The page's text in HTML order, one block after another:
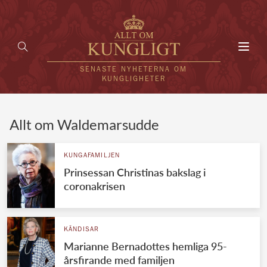
SENASTE NYHETERNA OM
KUNGLIGHETER
UTLÄNDSKT
VÄRLDENS KUNGAHUS
Svenska kungahuset
Brittiska kungahuset
REDAKTION
Allt om Waldemarsudde
KUNGAFAMILJEN
Prinsessan Christinas bakslag i
coronakrisen
KÄNDISAR
Marianne Bernadottes hemliga 95-
årsfirande med familjen